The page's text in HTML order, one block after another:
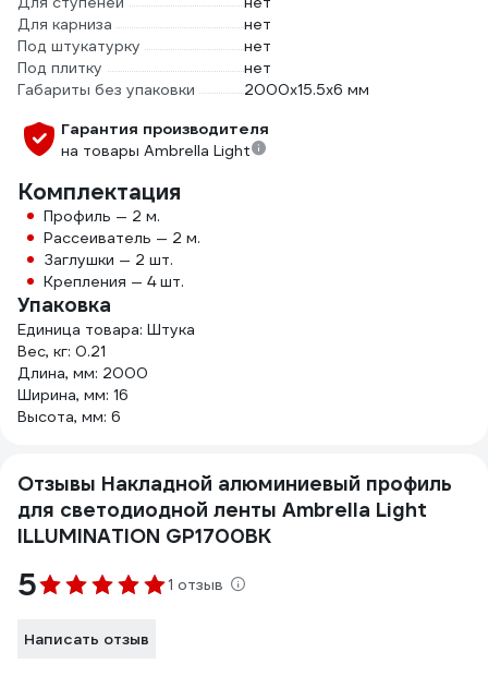
Для карниза
нет
Под штукатурку
нет
Под плитку
нет
Габариты без упаковки
2000x15.5x6 мм
Гарантия производителя
на товары Ambrella Light
Комплектация
Профиль — 2 м.
Рассеиватель — 2 м.
Заглушки — 2 шт.
Крепления — 4 шт.
Упаковка
Единица товара: Штука
Вес, кг: 0.21
Длина, мм: 2000
Ширина, мм: 16
Высота, мм: 6
Отзывы Накладной алюминиевый профиль
для светодиодной ленты Ambrella Light
ILLUMINATION GP1700BK
5 1 отзыв
Написать отзыв